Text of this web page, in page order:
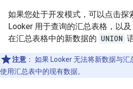
如果您处于开发模式，可以点击探
Looker 用于查询的汇总表格，以
在汇总表格中的新数据的 UNION
注意 ： 如果 Looker 无法将新数据与
使用汇总表中的现有数据。